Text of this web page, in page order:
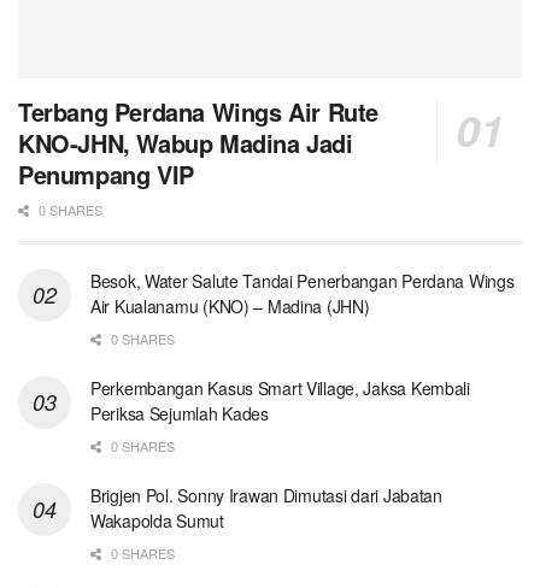
Terbang Perdana Wings Air Rute
KNO-JHN, Wabup Madina Jadi
Penumpang VIP
0 SHARES
Besok, Water Salute Tandai Penerbangan Perdana Wings
Air Kualanamu (KNO) – Madina (JHN)
0 SHARES
Perkembangan Kasus Smart Village, Jaksa Kembali
Periksa Sejumlah Kades
0 SHARES
Brigjen Pol. Sonny Irawan Dimutasi dari Jabatan
Wakapolda Sumut
0 SHARES